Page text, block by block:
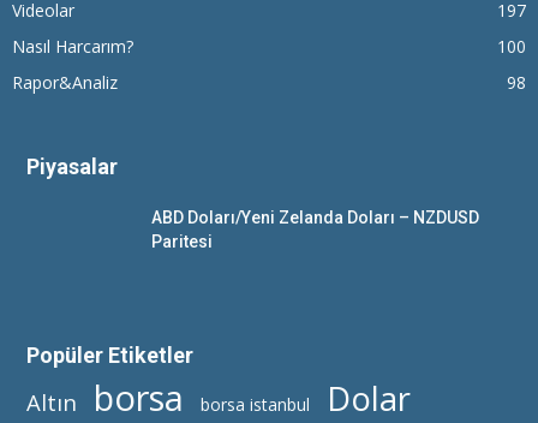
Videolar
197
Nasıl Harcarım?
100
Rapor&Analiz
98
Piyasalar
ABD Doları/Yeni Zelanda Doları – NZDUSD
Paritesi
Popüler Etiketler
Altın borsa borsa istanbul Dolar